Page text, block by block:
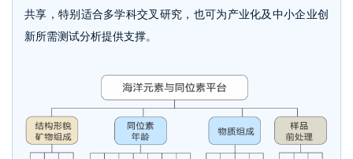
共享，特别适合多学科交叉研究，也可为产业化及中小企业创
新所需测试分析提供支撑。